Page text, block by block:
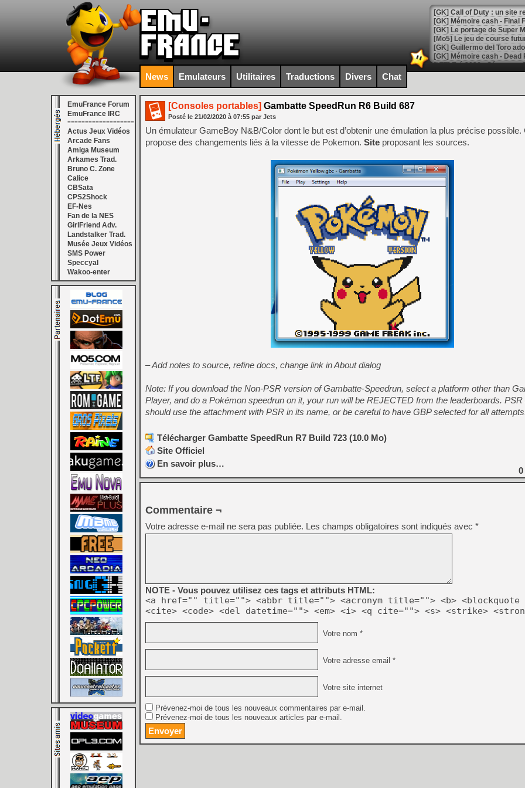
[GK] Le portage de Super
[Mo5] Le jeu de course
[GK] Guillermo del Toro
[LTF] Eté 2026 - Séquence
[GK] Mistfall Hunter :
[GK] Wo Long 2 évolue
[GK] Crossfire : un TPS à
[LS] [PS5] Premiers
[Mo5] DOOM arrive en
[GK] Bethesda fête les 30
[GK] Roblox : l'action en
[GK] Agenda - GeForce
[LS] [PS5] ps5-y2jb-
[GK] Pourquoi Marvel
[GK] GTA 6 : Rockstar
[GK] Hot Wheels Infinite
[GK] Mémoire cash -
[GK] Résultats Nintendo :
[GK] Déjà des
[Mo5] Brickboy cherche à
[GK] Minecraft et ses «
[GK] Beast of
[GK] Ubisoft : fin de partie
[GK] Mémoire cash -
[GK] Dan Houser (GTA)
[GK] Comment EA Sports
[GK] Crimson Moon : un
[GK] Isle of Reveries : le
News Emulateurs Utilitaires Traductions Divers Chat
EmuFrance Forum
EmuFrance IRC
===================
Actus Jeux Vidéos
Arcade Fans
Amiga Museum
Arkames Trad.
Bruno C. Zone
Calice
CBSata
CPS2Shock
EF-Nes
Fan de la NES
GirlFriend Adv.
Landstalker Trad.
Musée Jeux Vidéos
SMS Power
Speccyal
Wakoo-enter
[Consoles portables] Gambatte SpeedRun R6 Build 687
Posté le 21/02/2020 à 07:55 par Jets
Un émulateur GameBoy N&B/Color dont le but est d’obtenir une émulation la plus précise possible.
propose des changements liés à la vitesse de Pokemon. Site proposant les sources.
– Add notes to source, refine docs, change link in About dialog
Note: If you download the Non-PSR version of Gambatte-Speedrun, select a platform other than
Player, and do a Pokémon speedrun on it, your run will be REJECTED from the leaderboards. PSR
should use the attachment with PSR in its name, or be careful to have GBP selected for all
Télécharger Gambatte SpeedRun R7 Build 723 (10.0 Mo)
Site Officiel
En savoir plus…
0
Commentaire ¬
Votre adresse e-mail ne sera pas publiée. Les champs obligatoires sont indiqués avec *
NOTE - Vous pouvez utilisez ces tags et attributs HTML:
<a href="" title=""> <abbr title=""> <acronym title=""> <b> <blockquote
<cite> <code> <del datetime=""> <em> <i> <q cite=""> <s> <strike>
Votre nom *
Votre adresse email *
Votre site internet
Prévenez-moi de tous les nouveaux commentaires par e-mail.
Prévenez-moi de tous les nouveaux articles par e-mail.